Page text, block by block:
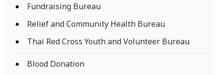
Fundraising Bureau
Relief and Community Health Bureau
Thai Red Cross Youth and Volunteer Bureau
Blood Donation